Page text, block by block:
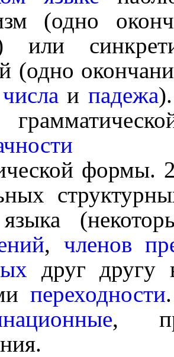
(одно
или
(одно
числа и падежа
формы.
, членов
друг другу
переход­но­сти
,